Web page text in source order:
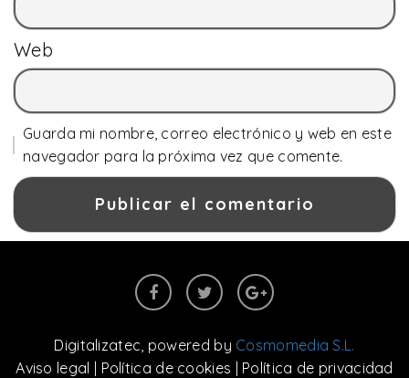
Web
Guarda mi nombre, correo electrónico y web en este
navegador para la próxima vez que comente.
Digitalizatec , powered by Cosmomedia S.L.
Aviso legal | Política de cookies | Política de privacidad